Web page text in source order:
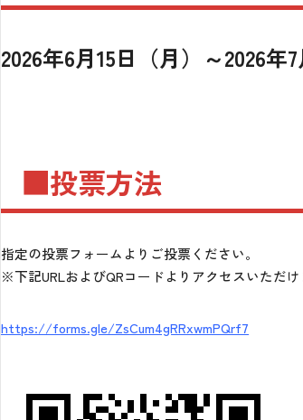
2026年6月15日（月）～2026年
■投票方法
指定の投票フォームよりご投票ください。
※下記URLおよびQRコードよりアクセスいただけ
https://forms.gle/ZsCum4gRRxwmPQrf7